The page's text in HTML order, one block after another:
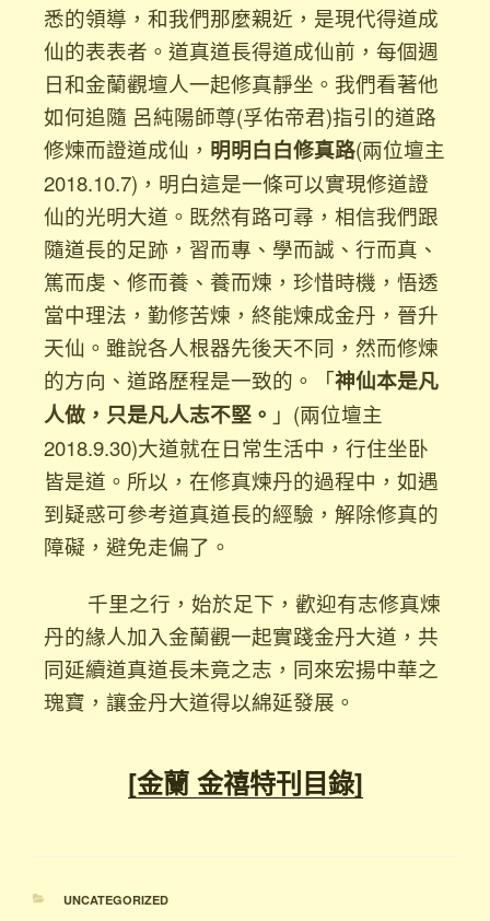
悉的領導，和我們那麼親近，是現代得道成
仙的表表者。道真道長得道成仙前，每個週
日和金蘭觀壇人一起修真靜坐。我們看著他
如何追隨 呂純陽師尊(孚佑帝君)指引的道路
修煉而證道成仙， 明明白白修真路(兩位壇主
2018.10.7)，明白這是一條可以實現修道證
仙的光明大道。既然有路可尋，相信我們跟
隨道長的足跡，習而專、學而誠、行而真、
篤而虔、修而養、養而煉，珍惜時機，悟透
當中理法，勤修苦煉，終能煉成金丹，晉升
天仙。雖說各人根器先後天不同，然而修煉
的方向、道路歷程是一致的。「神仙本是凡
人做，只是凡人志不堅。 」(兩位壇主
2018.9.30)大道就在日常生活中，行住坐卧
皆是道。所以，在修真煉丹的過程中，如遇
到疑惑可參考道真道長的經驗，解除修真的
障礙，避免走偏了。
千里之行，始於足下，歡迎有志修真煉
丹的緣人加入金蘭觀一起實踐金丹大道，共
同延續道真道長未竟之志，同來宏揚中華之
瑰寶，讓金丹大道得以綿延發展。
[金蘭 金禧特刊目錄]
UNCATEGORIZED